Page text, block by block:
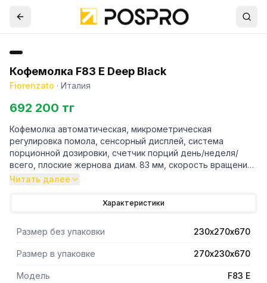
Кофемолка F83 E Deep Black
Fiorenzato · Италия
692 200 тг
Кофемолка автоматическая, микрометрическая
регулировка помола, сенсорный дисплей, система
порционной дозировки, счетчик порций день/неделя/
всего, плоские жернова диам. 83 мм, скорость вращения
жерновов: 1350 об/мин, контейнер для зернового кофе на
Читать далее
Характеристики
Размер без упаковки 230х270х670
Размер в упаковке 270х230х670
Модель F83 E